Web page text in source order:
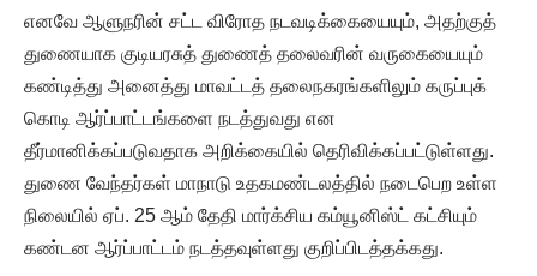
எனவே ஆளுநரின் சட்ட விரோத நடவடிக்கையையும், அதற்குத்
துணையாக குடியரசுத் துணைத் தலைவரின் வருகையையும்
கண்டித்து அனைத்து மாவட்டத் தலைநகரங்களிலும் கருப்புக்
கொடி ஆர்ப்பாட்டங்களை நடத்துவது என
தீர்மானிக்கப்படுவதாக அறிக்கையில் தெரிவிக்கப்பட்டுள்ளது.
துணை வேந்தர்கள் மாநாடு உதகமண்டலத்தில் நடைபெற உள்ள
நிலையில் ஏப். 25 ஆம் தேதி மார்க்சிய கம்யூனிஸ்ட் கட்சியும்
கண்டன ஆர்ப்பாட்டம் நடத்தவுள்ளது குறிப்பிடத்தக்கது.